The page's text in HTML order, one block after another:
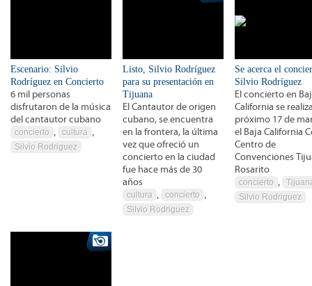
Escenario: Silvio
Rodríguez en Concierto
6 mil personas
disfrutaron de la música
del cantautor cubano
concierto , cultura ,
Silvio Rodriguez
Listo, Silvio Rodríguez
para su presentación en
Tijuana
El Cantautor de origen
cubano, se encuentra
en la frontera, la última
vez que ofreció un
concierto en la ciudad
fue hace más de 30
años
cultura , concierto ,
Silvio Rodriguez
Se acerca el
Silvio Rodríguez
El concierto en
California se
próximo 17 de
el Baja California
Centro de
Convenciones
Rosarito
concierto ,
Silvio Rodriguez